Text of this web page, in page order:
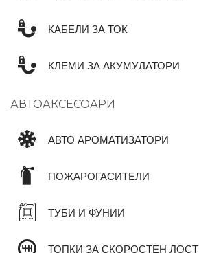
КАБЕЛИ ЗА ТОК
КЛЕМИ ЗА АКУМУЛАТОРИ
АВТОАКСЕСОАРИ
АВТО АРОМАТИЗАТОРИ
ПОЖАРОГАСИТЕЛИ
ТУБИ И ФУНИИ
ТОПКИ ЗА СКОРОСТЕН ЛОСТ